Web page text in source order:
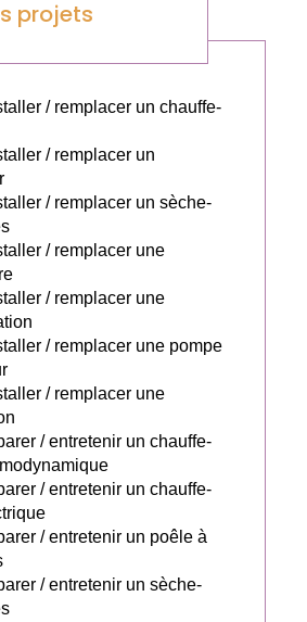
projets
/ remplacer un chauffe-
/ remplacer un
/ remplacer un sèche-
/ remplacer une
/ remplacer une
/ remplacer une pompe
/ remplacer une
/ entretenir un chauffe-
/ entretenir un chauffe-
/ entretenir un poêle à
/ entretenir un sèche-